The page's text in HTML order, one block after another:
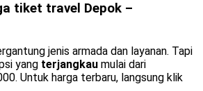
tiket travel Depok –
jenis armada dan layanan. Tapi
yang terjangkau mulai dari
Untuk harga terbaru, langsung klik